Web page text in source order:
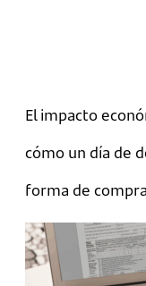
El impacto
cómo un día de
forma de